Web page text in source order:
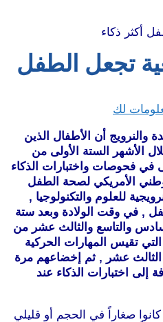
تجعل الطفل
لك
والنرويج أن الأطفال الذين
الأشهر الستة الأولى من
فحوصات واختبارات الذكاء
الأمريكي لصحة الطفل
للعلوم والتكنولوجيا ,
المعلومات عن 500 طفل , في وقت الولادة وبعد ستة
والتاسع والثالث عشر من
تقيس المهارات الحركية
عشر , ثم إخضاعهم مرة
اختبارات الذكاء عند
صغاراً في الحجم أو قليلي